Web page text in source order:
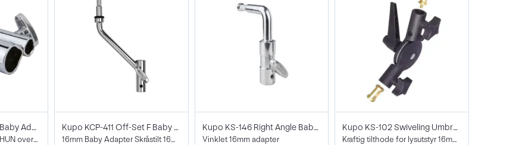
Kupo KS-201 Junior Baby Adapter
16mm til 28mm HUN - HUN overgang
Kupo KCP-411 Off-Set F Baby Mounting
16mm Baby Adapter Skråstilt 16mm PIN
Kupo KS-146 Right Angle Baby Adapter
Vinklet 16mm adapter
Kupo KS-102 Swiveling Umbrella Adapter
Kraftig tilthode for lysutstyr 16mm m/ad